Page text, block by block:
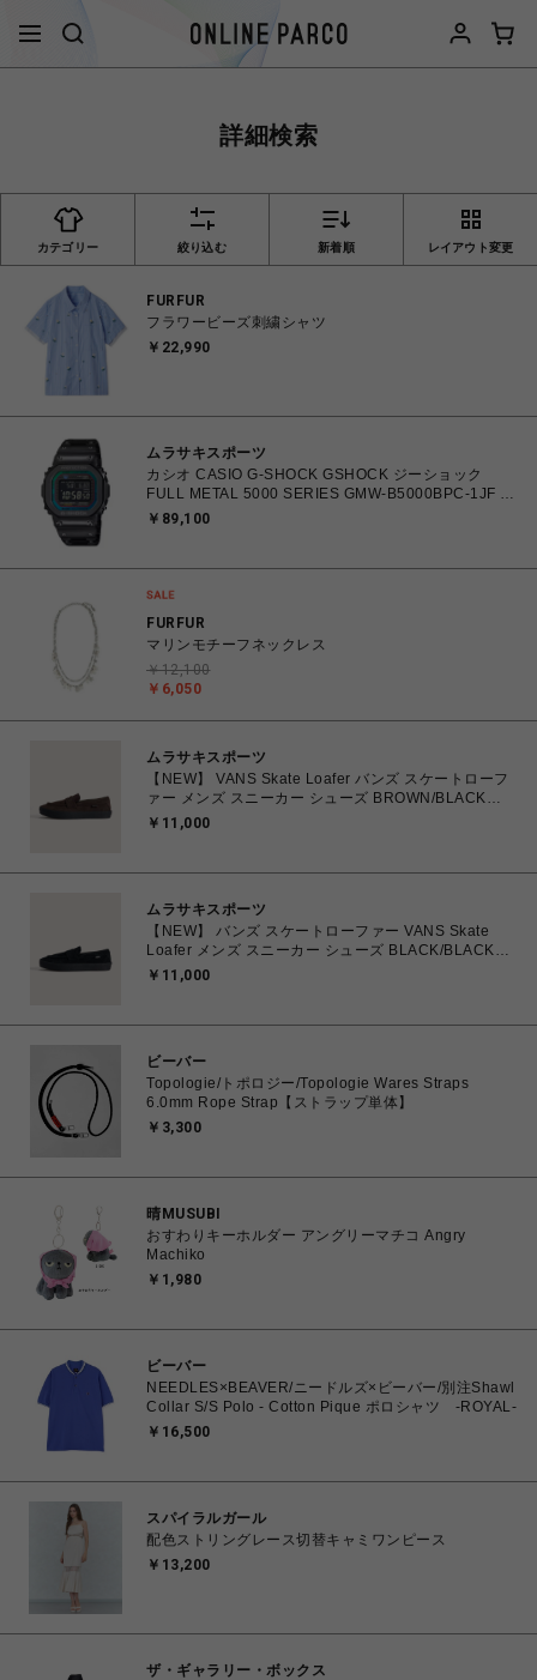
詳細検索
カテゴリー 絞り込む 新着順 レイアウト変更
FURFUR
フラワービーズ刺繍シャツ
￥22,990
ムラサキスポーツ
カシオ CASIO G-SHOCK GSHOCK ジーショック
FULL METAL 5000 SERIES GMW-B5000BPC-1JF 防
水 耐衝撃構造 タフソーラー（ソーラー充電） 電波時
く】
￥89,100
FURFUR
マリンモチーフネックレス
￥6,050
￥12,100
ムラサキスポーツ
【NEW】 VANS Skate Loafer バンズ スケートローフ
ァー メンズ スニーカー シューズ BROWN/BLACK
26.0cm～28.0cm VN000VA6Y49 0198266309224
￥11,000
ムラサキスポーツ
【NEW】 バンズ スケートローファー VANS Skate
Loafer メンズ スニーカー シューズ BLACK/BLACK
25.0cm～29.0cm VN000VA6BKA 0198266309118
￥11,000
ビーバー
Topologie/トポロジー/Topologie Wares Straps
6.0mm Rope Strap【ストラップ単体】
￥3,300
晴MUSUBI
おすわりキーホルダー アングリーマチコ Angry
Machiko
￥1,980
ビーバー
NEEDLES×BEAVER/ニードルズ×ビーバー/別注Shawl
Collar S/S Polo - Cotton Pique ポロシャツ -ROYAL-
￥16,500
スパイラルガール
配色ストリングレース切替キャミワンピース
￥13,200
ザ・ギャラリー・ボックス